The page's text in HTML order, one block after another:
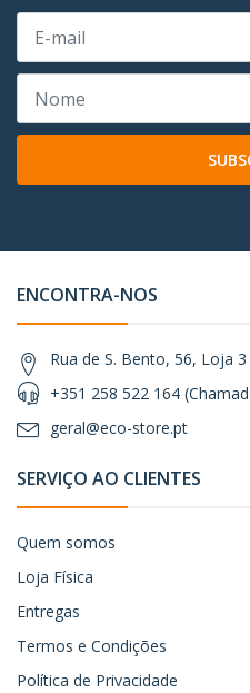
ENCONTRA-NOS
Rua de S. Bento, 56, Loja
+351 258 522 164
geral@eco-store.pt
SERVIÇO AO CLIENTES
Quem somos
Loja Física
Entregas
Termos e Condições
Política de Privacidade